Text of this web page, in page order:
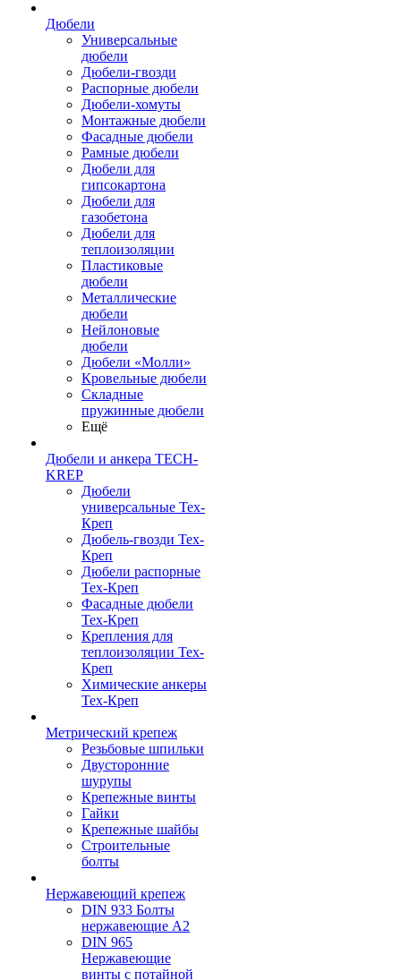
Дюбели
Универсальные
дюбели
Дюбели-гвозди
Распорные дюбели
Дюбели-хомуты
Монтажные дюбели
Фасадные дюбели
Рамные дюбели
Дюбели для
гипсокартона
Дюбели для
газобетона
Дюбели для
теплоизоляции
Пластиковые
дюбели
Металлические
дюбели
Нейлоновые
дюбели
Дюбели «Молли»
Кровельные дюбели
Складные
пружинные дюбели
Ещё
Дюбели и анкера TECH-
KREP
Дюбели
универсальные Тех-
Креп
Дюбель-гвозди Тех-
Креп
Дюбели распорные
Тех-Креп
Фасадные дюбели
Тех-Креп
Крепления для
теплоизоляции Тех-
Креп
Химические анкеры
Тех-Креп
Метрический крепеж
Резьбовые шпильки
Двусторонние
шурупы
Крепежные винты
Гайки
Крепежные шайбы
Строительные
болты
Нержавеющий крепеж
DIN 933 Болты
нержавеющие А2
DIN 965
Нержавеющие
винты с потайной